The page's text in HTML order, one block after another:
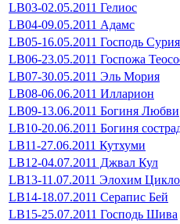
LB03-02.05.2011 Гелиос
LB04-09.05.2011 Адамс
LB05-16.05.2011 Господь Сурия
LB06-23.05.2011 Госпожа
LB07-30.05.2011 Эль Мория
LB08-06.06.2011 Илларион
LB09-13.06.2011 Богиня Любви
LB10-20.06.2011 Богиня
LB11-27.06.2011 Кутхуми
LB12-04.07.2011 Джвал Кул
LB13-11.07.2011 Элохим
LB14-18.07.2011 Серапис Бей
LB15-25.07.2011 Господь Шива